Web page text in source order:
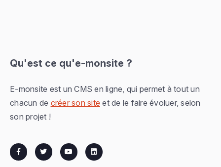
Qu'est ce qu'e-monsite ?
E-monsite est un CMS en ligne, qui permet à tout un
chacun de créer son site et de le faire évoluer, selon
son projet !